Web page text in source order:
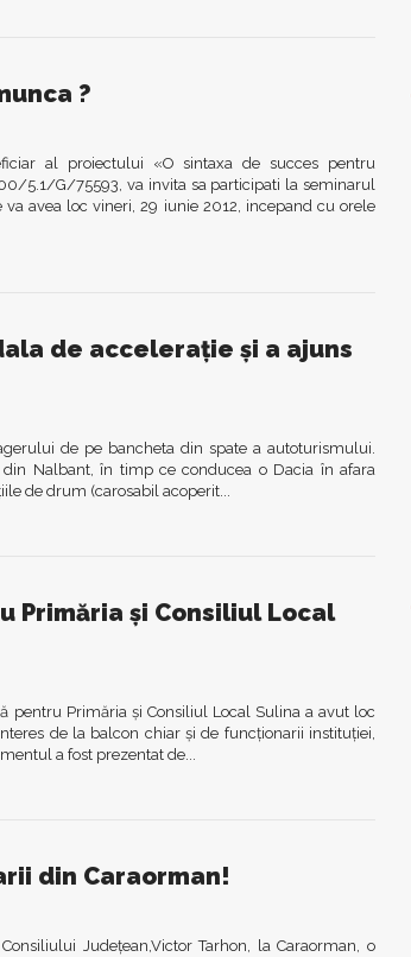
?
al proiectului «O sintaxa de succes pentru
5.1/G/75593, va invita sa participati la seminarul
avea loc vineri, 29 iunie 2012, incepand cu orele
de acceleraţie şi a ajuns
de pe bancheta din spate a autoturismului.
Nalbant, în timp ce conducea o Dacia în afara
de drum (carosabil acoperit...
Primăria și Consiliul Local
pentru Primăria și Consiliul Local Sulina a avut loc
de la balcon chiar și de funcționarii instituției,
a fost prezentat de...
din Caraorman!
Județean,Victor Tarhon, la Caraorman, o